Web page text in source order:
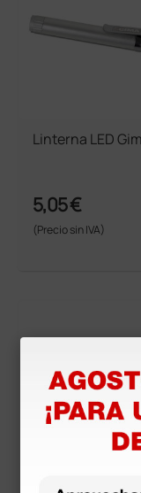
Linterna LED
5,05 €
(Precio sin IVA)
Bombilla XL 2,5V